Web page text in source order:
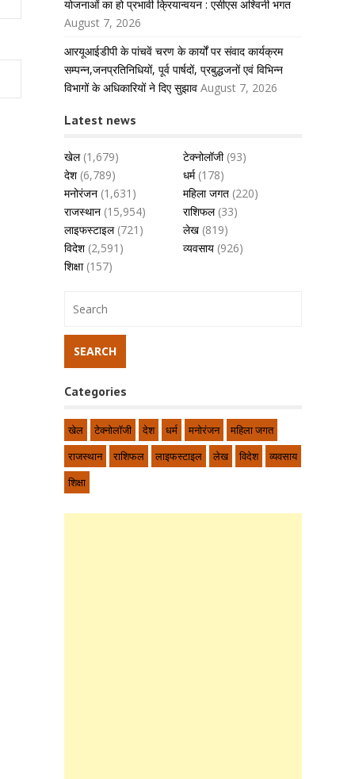
योजनाओं का हो प्रभावी क्रियान्वयन : एसीएस अश्विनी भगत
August 7, 2026
आरयूआईडीपी के पांचवें चरण के कार्यों पर संवाद कार्यक्रम
सम्पन्न,जनप्रतिनिधियों, पूर्व पार्षदों, प्रबुद्धजनों एवं विभिन्न
विभागों के अधिकारियों ने दिए सुझाव August 7, 2026
Latest news
खेल(1,679) टेक्नोलॉजी(93)
देश(6,789) धर्म(178)
मनोरंजन (1,631) महिला जगत (220)
राजस्थान (15,954) राशिफल(33)
लाइफस्टाइल(721) लेख (819)
विदेश(2,591) व्यवसाय (926)
शिक्षा(157)
Categories
खेल टेक्नोलॉजी देश धर्म मनोरंजन
महिला जगत
राजस्थान
राशिफल लाइफस्टाइल लेख विदेश
व्यवसाय
शिक्षा